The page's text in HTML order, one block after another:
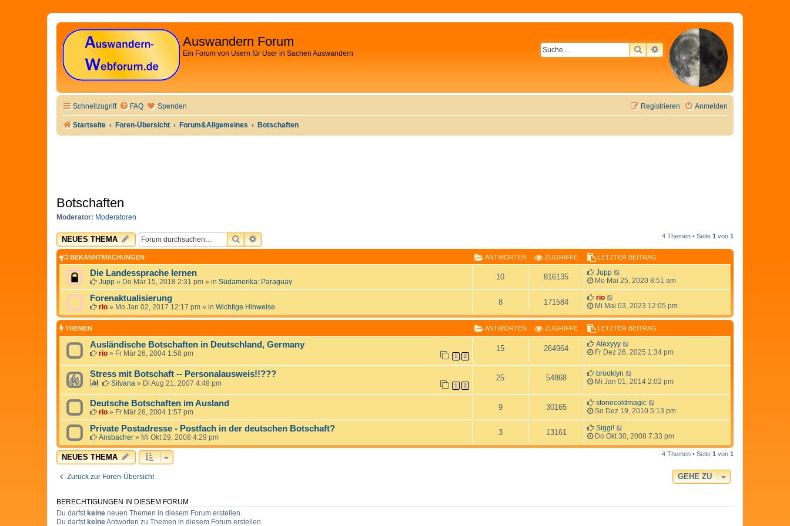
Auswandern Forum
Ein Forum von Usern für User in Sachen Auswandern SUCHEERWEITERTE SUCHE
Schnellzugriff FAQ Spenden Anmelden
Registrieren
Startseite Foren-Übersicht Forum&Allgemeines Botschaften
Botschaften
Moderator: Moderatoren
NEUES THEMA SUCHEERWEITERTE SUCHE 4 Themen • Seite 1 von 1
BEKANNTMACHUNGEN ANTWORTEN ZUGRIFFE LETZTER BEITRAG
Die Landessprache lernen
Jupp » Do Mär 15, 2018 2:31 pm » in Südamerika: Paraguay
10 816135
Jupp
Mo Mai 25, 2020 8:51 am
Forenaktualisierung
rio » Mo Jan 02, 2017 12:17 pm » in Wichtige Hinweise
8 171584
rio
Mi Mai 03, 2023 12:05 pm
THEMEN ANTWORTEN ZUGRIFFE LETZTER BEITRAG
Ausländische Botschaften in Deutschland, Germany
rio » Fr Mär 26, 2004 1:58 pm 1 2
15 264964
Alexyyy
Fr Dez 26, 2025 1:34 pm
Stress mit Botschaft -- Personalausweis!!???
Silvana » Di Aug 21, 2007 4:48 pm 1 2
25 54868
brooklyn
Mi Jan 01, 2014 2:02 pm
Deutsche Botschaften im Ausland
rio » Fr Mär 26, 2004 1:57 pm
9 30165
stonecoldmagic
So Dez 19, 2010 5:13 pm
Private Postadresse - Postfach in der deutschen Botschaft?
Ansbacher » Mi Okt 29, 2008 4:29 pm
3 13161
Siggi!
Do Okt 30, 2008 7:33 pm
NEUES THEMA 4 Themen • Seite 1 von 1
Zurück zur Foren-Übersicht GEHE ZU
BERECHTIGUNGEN IN DIESEM FORUM
Du darfstkeine neuen Themen in diesem Forum erstellen.
Du darfstkeineAntworten zu Themen in diesem Forum erstellen.